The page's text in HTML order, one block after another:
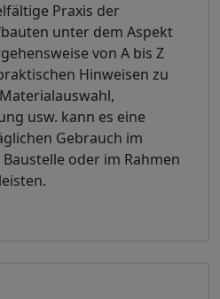
Praxis der
unter dem Aspekt
von A bis Z
Hinweisen zu
usw. kann es eine
Gebrauch im
oder im Rahmen